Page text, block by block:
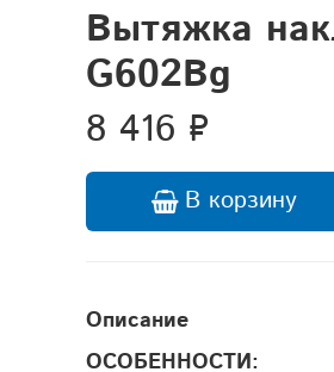
Вытяжка
G602Bg
8 416 ₽
В корзину
Описание
ОСОБЕННОСТИ: